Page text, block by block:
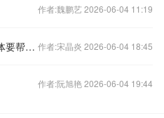
作者:魏鹏艺 2026-06-04 11:19
人民网三评“霸停风波”之三：媒体要帮忙不添乱 作者:宋晶炎 2026-06-04 18:45
作者:阮旭艳 2026-06-04 19:44